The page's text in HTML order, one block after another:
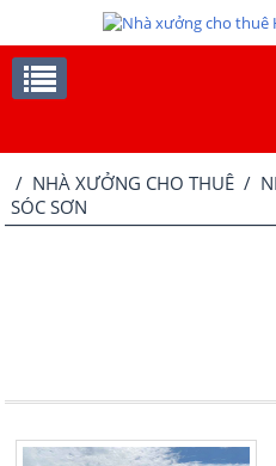
/ NHÀ XƯỞNG CHO THUÊ /
SÓC SƠN